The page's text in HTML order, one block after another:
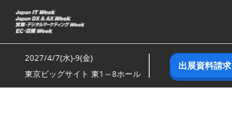
ス
キ
ッ
し
2027/4/7(水)-9(金)
東京ビッグサイト 東1～8ホール
出展資料請求